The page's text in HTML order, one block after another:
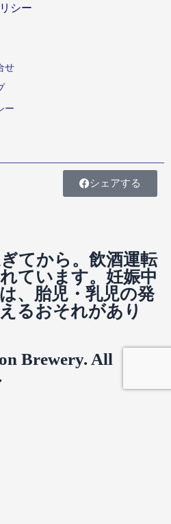
シー
せ
ー
シェアする
てから。飲酒運転
ています。妊娠中
、胎児・乳児の発
るおそれがあり
Brewery. All